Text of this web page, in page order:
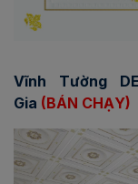
Vĩnh Tường
Gia (BÁN CHẠY)